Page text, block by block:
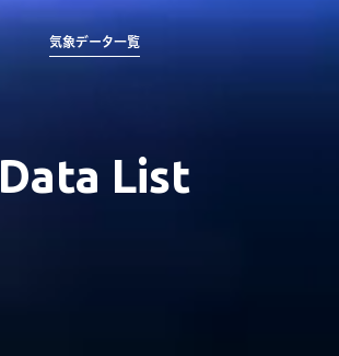
気象データ一覧
Data List